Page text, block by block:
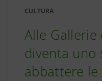
CULTURA
Alle Gallerie
diventa
abbattere